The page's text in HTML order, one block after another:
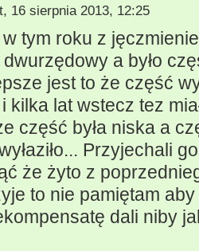
16 sierpnia 2013, 12:25
w tym roku z
dwurzędowy a było
jest to że część
kilka lat wstecz tez
część była niska a
Przyjechali
że żyto z
to nie pamiętam
dali niby